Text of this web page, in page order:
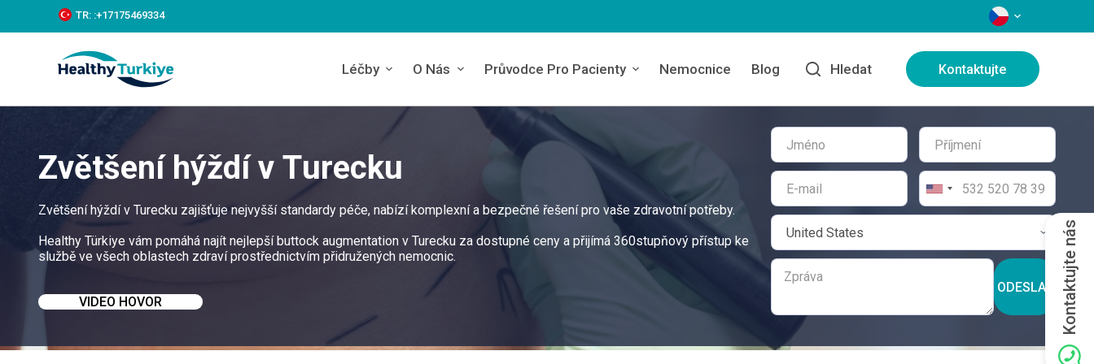
k
c
TR: :+‪17175469334‬ JAZYKY
Léčby O Nás Průvodce Pro Pacienty Nemocnice Blog Hledat Kontaktujte
Zvětšení hýždí v Turecku
Zvětšení hýždí v Turecku zajišťuje nejvyšší standardy péče, nabízí komplexní a bezpečné řešení pro vaše zdravotní potřeby.
Healthy Türkiye vám pomáhá najít nejlepší buttock augmentation v Turecku za dostupné ceny a přijímá 360stupňový přístup ke
službě ve všech oblastech zdraví prostřednictvím přidružených nemocnic.
VIDEO HOVOR
ODESLAT Kontaktujte nás